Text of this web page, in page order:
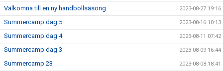
Välkomna till en ny handbollsäsong 2023-08-27 19:16
Summercamp dag 5 2023-08-16 10:13
Summercamp dag 4 2023-08-11 07:42
Summercamp dag 3 2023-08-09 16:44
Summercamp 23 2023-08-08 18:41